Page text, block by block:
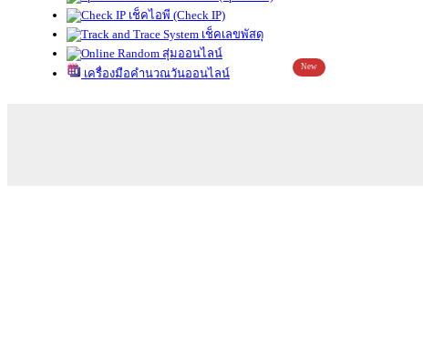
เช็คไอพี (Check IP)
เช็คเลขพัสดุ
สุ่มออนไลน์
เครื่องมือคำนวณวันออนไลน์
New